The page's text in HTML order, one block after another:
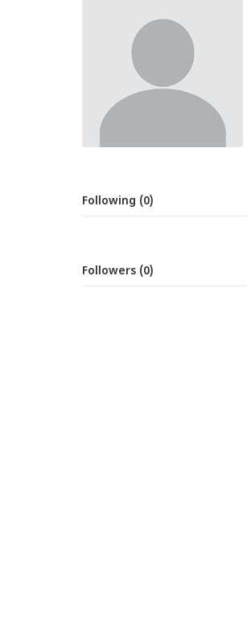
Following (0)
Followers (0)